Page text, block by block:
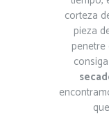
corteza
pieza